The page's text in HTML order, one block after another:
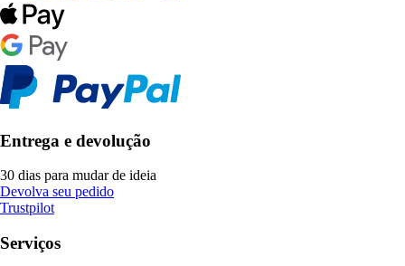
Entrega e devolução
30 dias para mudar de ideia
Devolva seu pedido
Trustpilot
Serviços